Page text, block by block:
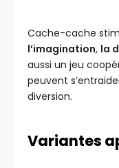
Cache-cache
l’imagination, la
aussi un jeu
peuvent
diversion.
Variantes